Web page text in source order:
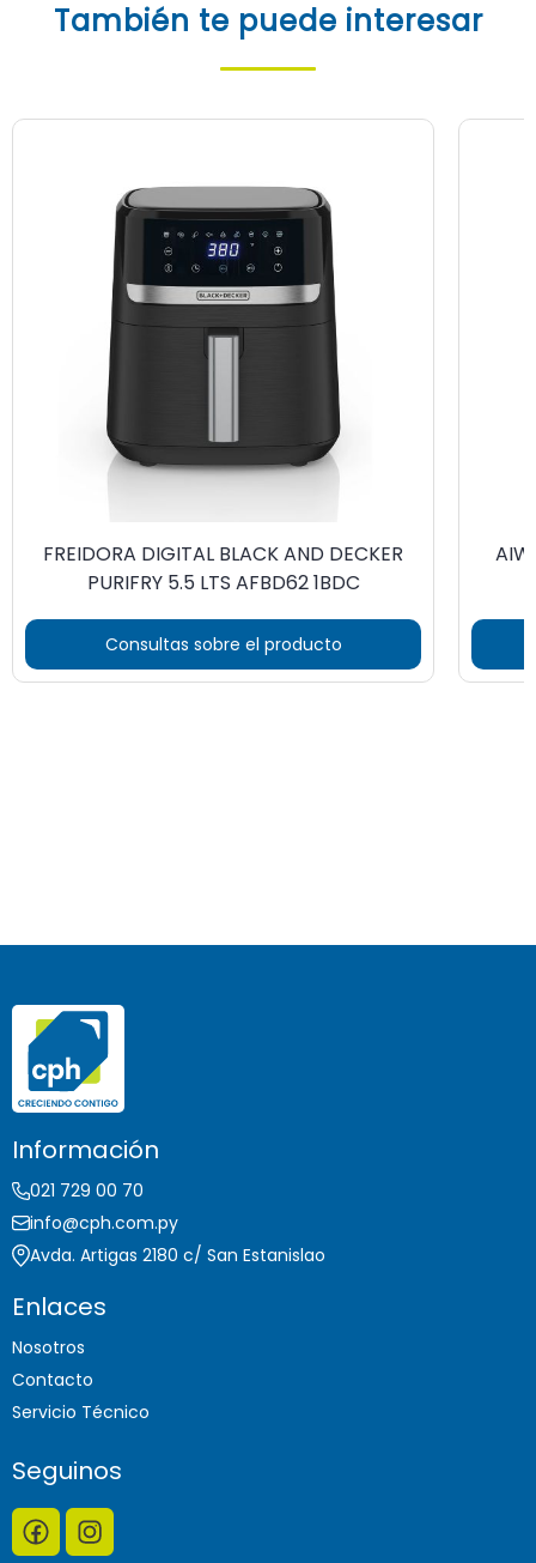
También te puede interesar
FREIDORA DIGITAL BLACK AND DECKER
PURIFRY 5.5 LTS AFBD62 1BDC
Consultas sobre el producto
Información
021 729 00 70
info@cph.com.py
Avda. Artigas 2180 c/ San Estanislao
Enlaces
Nosotros
Contacto
Servicio Técnico
Seguinos